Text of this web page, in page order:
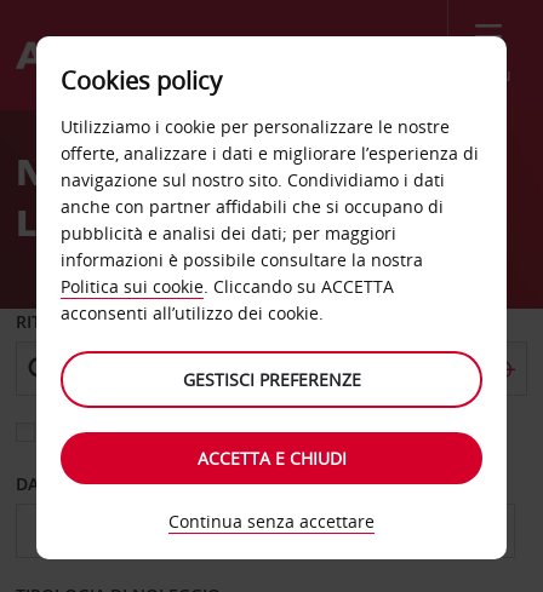
Menù
Welcome
AvisNoleggio auto Svolvaer
Lofoten città
RITIRO DA
Scegli una località di riconsegna diversa
DAL GIORNO AL GIORNO
Cookies policy
Utilizziamo i cookie per personalizzare le nostre
offerte, analizzare i dati e migliorare l’esperienza di
navigazione sul nostro sito. Condividiamo i dati
anche con partner affidabili che si occupano di
pubblicità e analisi dei dati; per maggiori
informazioni è possibile consultare la nostra
Politica sui cookie. Cliccando su ACCETTA
acconsenti all’utilizzo dei cookie.
GESTISCI PREFERENZE
ACCETTA E CHIUDI
Continua senza accettare